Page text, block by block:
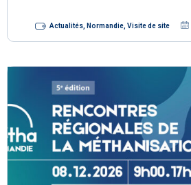
Actualités, Normandie, Visite de site